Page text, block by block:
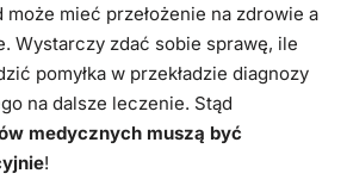
może mieć przełożenie na zdrowie a
Wystarczy zdać sobie sprawę, ile
pomyłka w przekładzie diagnozy
na dalsze leczenie. Stąd
medycznych muszą być
!